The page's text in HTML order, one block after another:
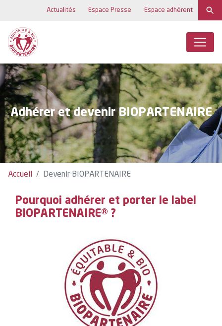
Actualités Espace Presse Espace adhérent
Adhérer et devenir BIOPARTENAIRE
Accueil Devenir BIOPARTENAIRE
Pourquoi adhérer et porter le label
BIOPARTENAIRE® ?